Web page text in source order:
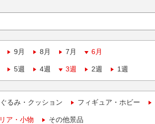
9月 8月 7月 6月
5週 4週 3週 2週 1週
るみ・クッション フィギュア・ホビー
ア・小物 その他景品